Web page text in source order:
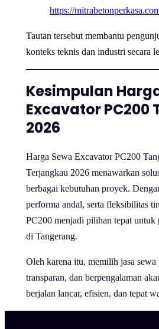
https://
Tautan tersebut membantu
konteks teknis dan industri secara
Kesimpulan
Excavator PC200
2026
Harga Sewa Excavator PC200
Terjangkau 2026 menawarkan
berbagai kebutuhan proyek.
performa andal, serta fleksibilitas
PC200 menjadi pilihan tepat untuk
di Tangerang.
Oleh karena itu, memilih jasa
transparan, dan berpengalaman
berjalan lancar, efisien, dan tepat